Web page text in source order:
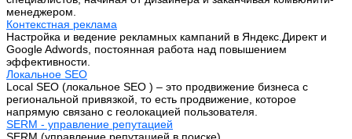
менеджером.
Контекстная реклама
Настройка и ведение рекламных кампаний в Яндекс.Директ и
Google Adwords, постоянная работа над повышением
эффективности.
Локальное SEO
Local SEO (локальное SEO ) – это продвижение бизнеса с
региональной привязкой, то есть продвижение, которое
напрямую связано с геолокацией пользователя.
SERM - управление репутацией